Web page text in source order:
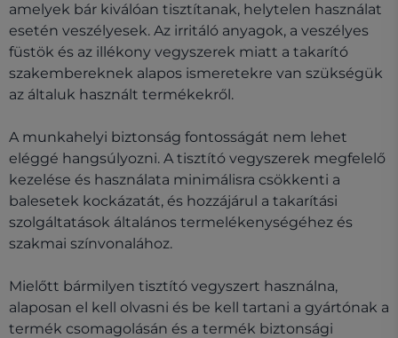
amelyek bár kiválóan tisztítanak, helytelen használat
esetén veszélyesek. Az irritáló anyagok, a veszélyes
füstök és az illékony vegyszerek miatt a takarító
szakembereknek alapos ismeretekre van szükségük
az általuk használt termékekről.
A munkahelyi biztonság fontosságát nem lehet
eléggé hangsúlyozni. A tisztító vegyszerek megfelelő
kezelése és használata minimálisra csökkenti a
balesetek kockázatát, és hozzájárul a takarítási
szolgáltatások általános termelékenységéhez és
szakmai színvonalához.
Mielőtt bármilyen tisztító vegyszert használna,
alaposan el kell olvasni és be kell tartani a gyártónak a
termék csomagolásán és a termék biztonsági